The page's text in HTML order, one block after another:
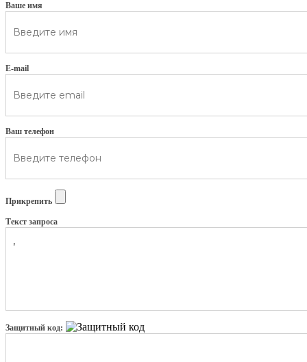
Ваше имя
E-mail
Ваш телефон
Прикрепить
Текст запроса
Защитный код: